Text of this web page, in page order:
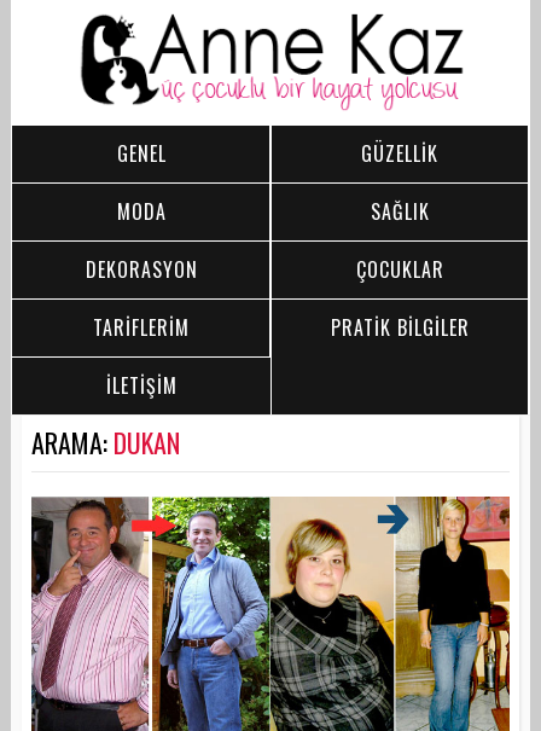
GENEL
GÜZELLİK
MODA
SAĞLIK
DEKORASYON
ÇOCUKLAR
TARİFLERİM
PRATİK BİLGİLER
İLETİŞİM
ARAMA:DUKAN